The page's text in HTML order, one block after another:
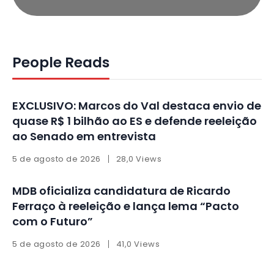
People Reads
EXCLUSIVO: Marcos do Val destaca envio de
quase R$ 1 bilhão ao ES e defende reeleição
ao Senado em entrevista
5 de agosto de 2026 28,0 Views
MDB oficializa candidatura de Ricardo
Ferraço à reeleição e lança lema “Pacto
com o Futuro”
5 de agosto de 2026 41,0 Views